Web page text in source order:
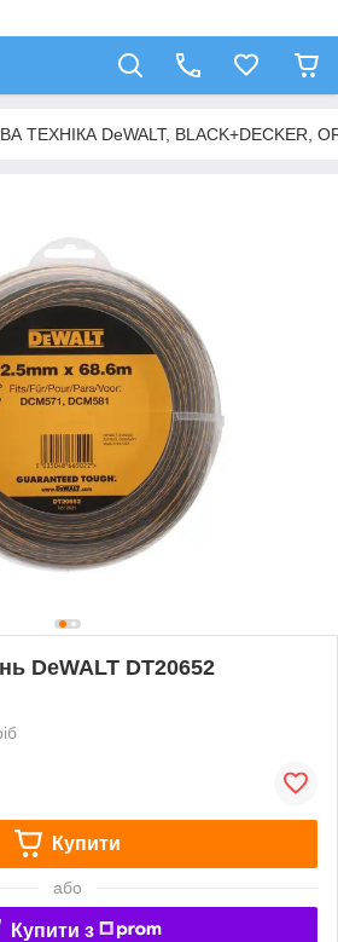
ТЕХНІКА DeWALT, BLACK+DECKER,
DeWALT DT20652
Купити
або
Купити з